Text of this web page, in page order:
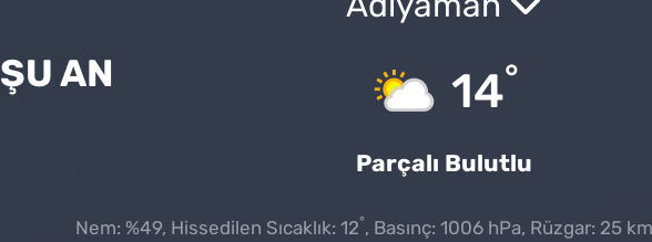
ŞU AN 14°
Parçalı Bulutlu
Nem: %49, Hissedilen Sıcaklık: 12°, Basınç: 1006 hPa, Rüzgar: 25